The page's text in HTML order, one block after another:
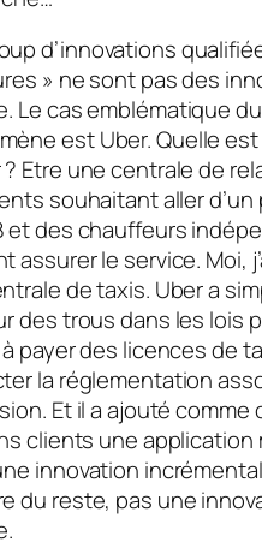
d’innovations
» ne sont pas des
Le cas emblématique du
est Uber. Quelle est
? Etre une centrale de
souhaitant aller d’un
et des chauffeurs
assurer le service. Moi,
de taxis. Uber a
des trous dans les lois
à payer des licences de
la réglementation
Et il a ajouté comme
clients une application
innovation
du reste, pas une